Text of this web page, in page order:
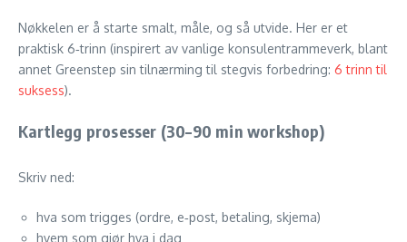
Nøkkelen er å starte smalt, måle, og så utvide. Her er et
praktisk 6‑trinn (inspirert av vanlige konsulentrammeverk, blant
annet Greenstep sin tilnærming til stegvis forbedring: 6 trinn til
suksess).
Kartlegg prosesser (30–90 min workshop)
Skriv ned:
hva som trigges (ordre, e‑post, betaling, skjema)
hvem som gjør hva i dag